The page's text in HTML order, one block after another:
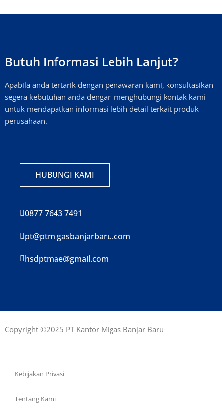
Butuh Informasi Lebih Lanjut?
Apabila anda tertarik dengan penawaran kami, konsultasikan
segera kebutuhan anda dengan menghubungi kontak kami
untuk mendapatkan informasi lebih detail terkait produk
perusahaan.
HUBUNGI KAMI
0877 7643 7491
pt@ptmigasbanjarbaru.com
hsdptmae@gmail.com
Copyright ©2025 PT Kantor Migas Banjar Baru
Kebijakan Privasi
Tentang Kami